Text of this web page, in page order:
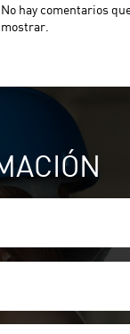
No hay comentarios
mostrar.